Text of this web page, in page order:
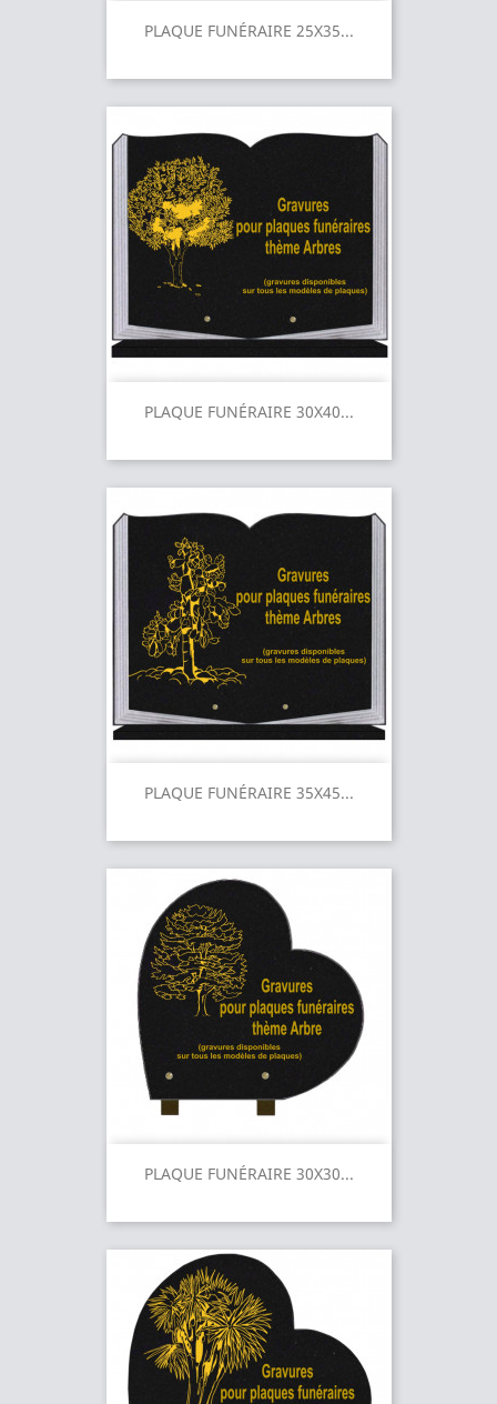
PLAQUE FUNÉRAIRE 25X35...
PLAQUE FUNÉRAIRE 30X40...
PLAQUE FUNÉRAIRE 35X45...
PLAQUE FUNÉRAIRE 30X30...